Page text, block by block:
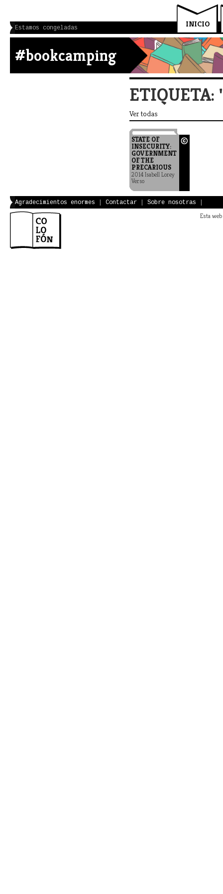
INICIO
Estamos congeladas
#bookcamping
ETIQUETA:
Ver todas
STATE OF
INSECURITY:
GOVERNMENT
OF THE
PRECARIOUS
2014 Isabell Lorey
Verso
Agradecimientos enormes Contactar Sobre nosotras
Esta